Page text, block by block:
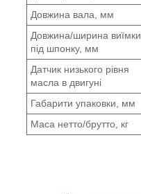
Довжина вала, мм
Довжина/ширина виїмки
під шпонку, мм
Датчик низького рівня
масла в двигуні
Габарити упаковки, мм
Маса нетто/брутто, кг